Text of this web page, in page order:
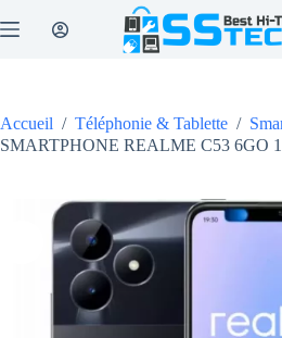
au
Accueil / Téléphonie & Tablette /
SMARTPHONE REALME C53 6GO